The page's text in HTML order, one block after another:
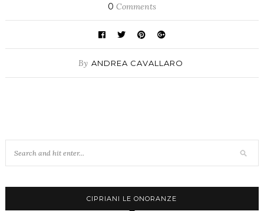
0 Comments
By ANDREA CAVALLARO
CIPRIANI LE ONORANZE